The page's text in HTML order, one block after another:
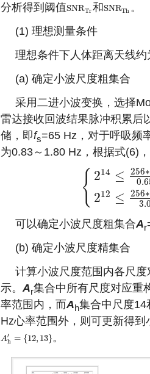
分析得到阈值SNRTr
SNRTr 和SNRTh
SNRTh 。
(1) 理想测量条件
理想条件下人体距离天线
(a) 确定小波尺度粗集合
采用二进小波变换，选择
雷达接收回波结果脉冲积累后
储，即fs=65 Hz，对于呼吸频
为0.83～1.80 Hz，根据式(6)
{ 214 ≤ 256∗
212 ≤ 256∗
{2 256 0.65≤
可以确定小波尺度粗集合Ar
(b) 确定小波尺度精集合
计算小波尺度范围内各尺
示。Ar集合中所有尺度对应重
率范围内，而Ah集合中尺度14
Hz心率范围外，则可更新得到
A′
h = {12, 13}
Ah′ ={12 13} 。